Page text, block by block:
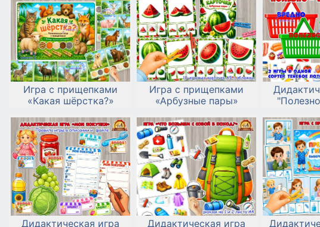
Игра с прищепками
«Какая шёрстка?»
Игра с прищепками
«Арбузные пары»
Дидактическая игра Дидактическая игра